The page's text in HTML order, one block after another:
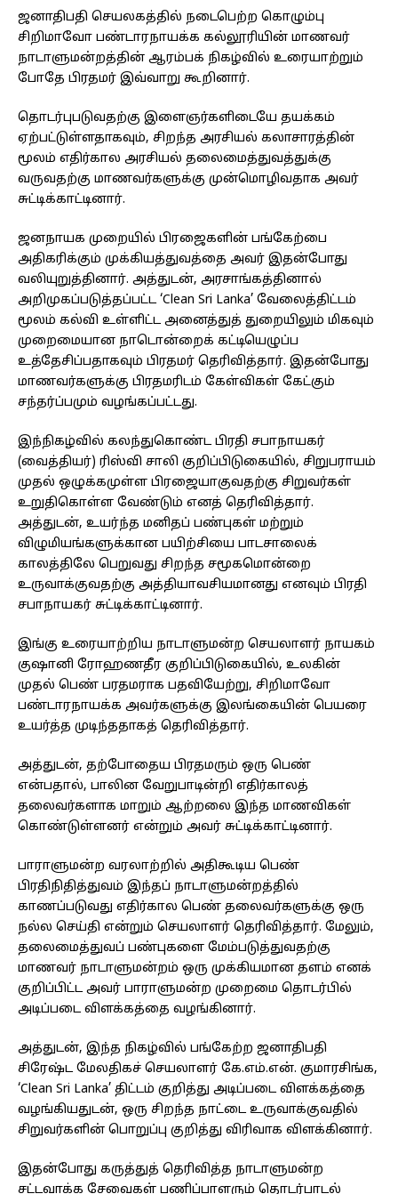
ஜனாதிபதி செயலகத்தில் நடைபெற்ற கொழும்பு
சிறிமாவோ பண்டாரநாயக்க கல்லூரியின் மாணவர்
நாடாளுமன்றத்தின் ஆரம்பக் நிகழ்வில் உரையாற்றும்
போதே பிரதமர் இவ்வாறு கூறினார்.
தொடர்புபடுவதற்கு இளைஞர்களிடையே தயக்கம்
ஏற்பட்டுள்ளதாகவும், சிறந்த அரசியல் கலாசாரத்தின்
மூலம் எதிர்கால அரசியல் தலைமைத்துவத்துக்கு
வருவதற்கு மாணவர்களுக்கு முன்மொழிவதாக அவர்
சுட்டிக்காட்டினார்.
ஜனநாயக முறையில் பிரஜைகளின் பங்கேற்பை
அதிகரிக்கும் முக்கியத்துவத்தை அவர் இதன்போது
வலியுறுத்தினார். அத்துடன், அரசாங்கத்தினால்
அறிமுகப்படுத்தப்பட்ட ‘Clean Sri Lanka’ வேலைத்திட்டம்
மூலம் கல்வி உள்ளிட்ட அனைத்துத் துறையிலும் மிகவும்
முறைமையான நாடொன்றைக் கட்டியெழுப்ப
உத்தேசிப்பதாகவும் பிரதமர் தெரிவித்தார். இதன்போது
மாணவர்களுக்கு பிரதமரிடம் கேள்விகள் கேட்கும்
சந்தர்ப்பமும் வழங்கப்பட்டது.
இந்நிகழ்வில் கலந்துகொண்ட பிரதி சபாநாயகர்
(வைத்தியர்) ரிஸ்வி சாலி குறிப்பிடுகையில், சிறுபராயம்
முதல் ஒழுக்கமுள்ள பிரஜையாகுவதற்கு சிறுவர்கள்
உறுதிகொள்ள வேண்டும் எனத் தெரிவித்தார்.
அத்துடன், உயர்ந்த மனிதப் பண்புகள் மற்றும்
விழுமியங்களுக்கான பயிற்சியை பாடசாலைக்
காலத்திலே பெறுவது சிறந்த சமூகமொன்றை
உருவாக்குவதற்கு அத்தியாவசியமானது எனவும் பிரதி
சபாநாயகர் சுட்டிக்காட்டினார்.
இங்கு உரையாற்றிய நாடாளுமன்ற செயலாளர் நாயகம்
குஷானி ரோஹணதீர குறிப்பிடுகையில், உலகின்
முதல் பெண் பரதமராக பதவியேற்று, சிறிமாவோ
பண்டாரநாயக்க அவர்களுக்கு இலங்கையின் பெயரை
உயர்த்த முடிந்ததாகத் தெரிவித்தார்.
அத்துடன், தற்போதைய பிரதமரும் ஒரு பெண்
என்பதால், பாலின வேறுபாடின்றி எதிர்காலத்
தலைவர்களாக மாறும் ஆற்றலை இந்த மாணவிகள்
கொண்டுள்ளனர் என்றும் அவர் சுட்டிக்காட்டினார்.
பாராளுமன்ற வரலாற்றில் அதிகூடிய பெண்
பிரதிநிதித்துவம் இந்தப் நாடாளுமன்றத்தில்
காணப்படுவது எதிர்கால பெண் தலைவர்களுக்கு ஒரு
நல்ல செய்தி என்றும் செயலாளர் தெரிவித்தார். மேலும்,
தலைமைத்துவப் பண்புகளை மேம்படுத்துவதற்கு
மாணவர் நாடாளுமன்றம் ஒரு முக்கியமான தளம் எனக்
குறிப்பிட்ட அவர் பாராளுமன்ற முறைமை தொடர்பில்
அடிப்படை விளக்கத்தை வழங்கினார்.
அத்துடன், இந்த நிகழ்வில் பங்கேற்ற ஜனாதிபதி
சிரேஷ்ட மேலதிகச் செயலாளர் கே.எம்.என். குமாரசிங்க,
‘Clean Sri Lanka’ திட்டம் குறித்து அடிப்படை விளக்கத்தை
வழங்கியதுடன், ஒரு சிறந்த நாட்டை உருவாக்குவதில்
சிறுவர்களின் பொறுப்பு குறித்து விரிவாக விளக்கினார்.
இதன்போது கருத்துத் தெரிவித்த நாடாளுமன்ற
சட்டவாக்க சேவைகள் பணிப்பாளரும் தொடர்பாடல்